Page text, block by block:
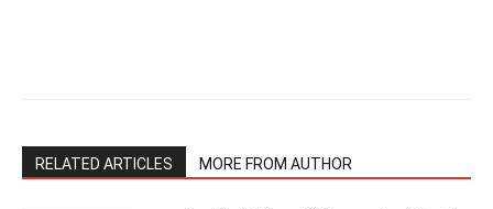
RELATED ARTICLES MORE FROM AUTHOR